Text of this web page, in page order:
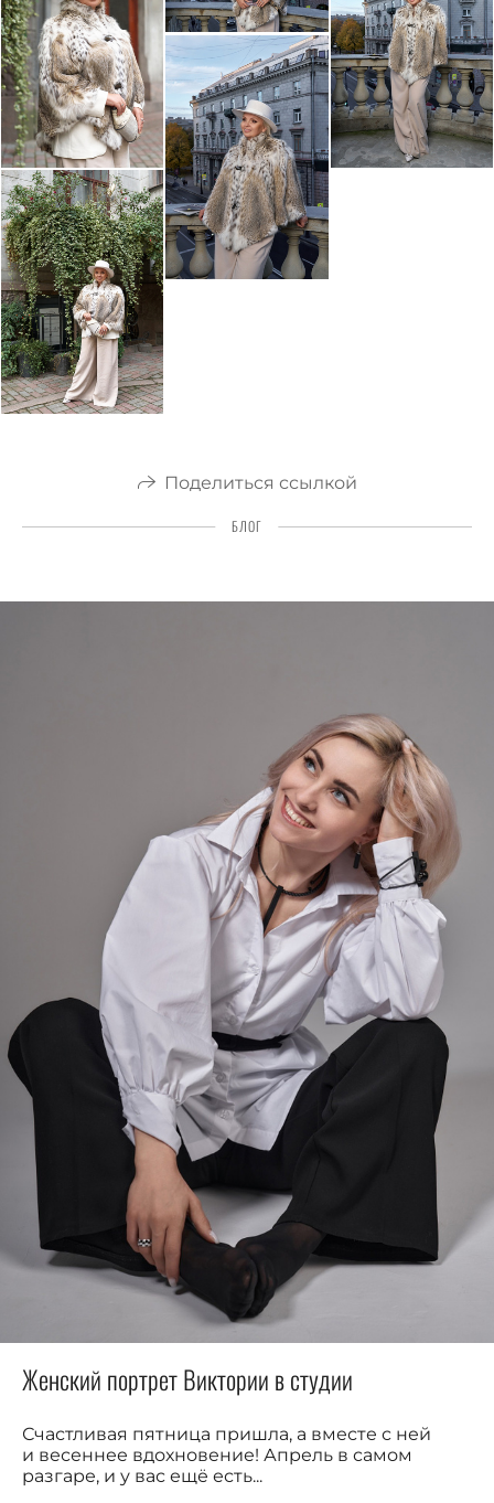
Поделиться ссылкой
БЛОГ
Женский портрет Виктории в студии
Счастливая пятница пришла, а вместе с ней
и весеннее вдохновение! Апрель в самом
разгаре, и у вас ещё есть...